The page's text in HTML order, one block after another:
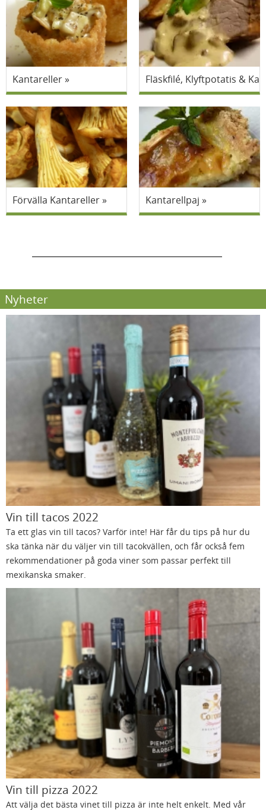
Kantareller Fläskfilé, Klyftpotatis &
Förvälla Kantareller Kantarellpaj
Nyheter
Vin till tacos 2022
Ta ett glas vin till tacos? Varför inte! Här får du tips på hur du
ska tänka när du väljer vin till tacokvällen, och får också fem
rekommendationer på goda viner som passar perfekt till
mexikanska smaker.
Vin till pizza 2022
Att välja det bästa vinet till pizza är inte helt enkelt. Med vår